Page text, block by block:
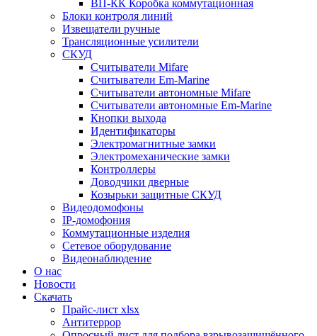
ВП-КК Коробка коммутационная
Блоки контроля линий
Извещатели ручные
Трансляционные усилители
СКУД
Считыватели Mifare
Считыватели Еm-Marine
Считыватели автономные Mifare
Считыватели автономные Em-Marine
Кнопки выхода
Идентификаторы
Электромагнитные замки
Электромеханические замки
Контроллеры
Доводчики дверные
Козырьки защитные СКУД
Видеодомофоны
IP-домофония
Коммутационные изделия
Сетевое оборудование
Видеонаблюдение
О нас
Новости
Скачать
Прайс-лист xlsx
Антитеррор